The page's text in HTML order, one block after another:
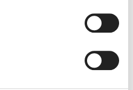
Lovisenlund-